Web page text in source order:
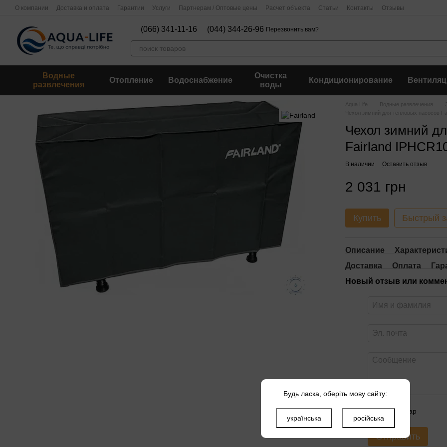
Перейти к основному контенту
О компании Доставка и оплата Гарантии Услуги Партнерам / Оптовые цены Расчет объекта Статьи Контакты Отзывы
(066) 341-11-16 (044) 344-26-96 Перезвонить вам?
Водные
развлечения
Отопление Водоснабжение
Очистка
воды
Кондиционирование
Aqua Life Водные развлечения
Чехол зимний для тепловых насосов
Чехол зимний
Fairland
В наличии Оставить отзыв
2 031 грн
Купить Быстрый
Описание
Доставка
Оплата
Новый отзыв или
Оцените товар
Отправить
Будь ласка, оберіть мову сайту:
українська російська